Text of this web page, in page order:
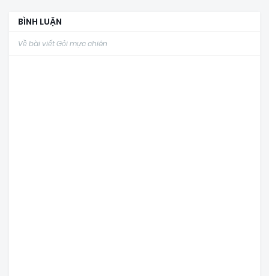
BÌNH LUẬN
Về bài viết Gỏi mực chiên